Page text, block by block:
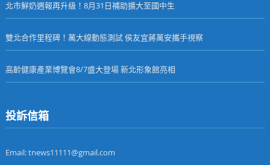
北市鮮奶週報再升級！8月31日補助擴大至國中生
雙北合作里程碑！萬大線動態測試 侯友宜蔣萬安攜手視察
高齡健康產業博覽會8/7盛大登場 新北形象館亮相
投訴信箱
Email: tnews11111@gmail.com